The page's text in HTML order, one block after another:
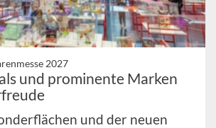
2027
und prominente Marken
und der neuen